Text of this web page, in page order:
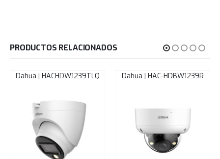
PRODUCTOS RELACIONADOS
Dahua | HACHDW1239TLQ Dahua | HAC-HDBW1239R